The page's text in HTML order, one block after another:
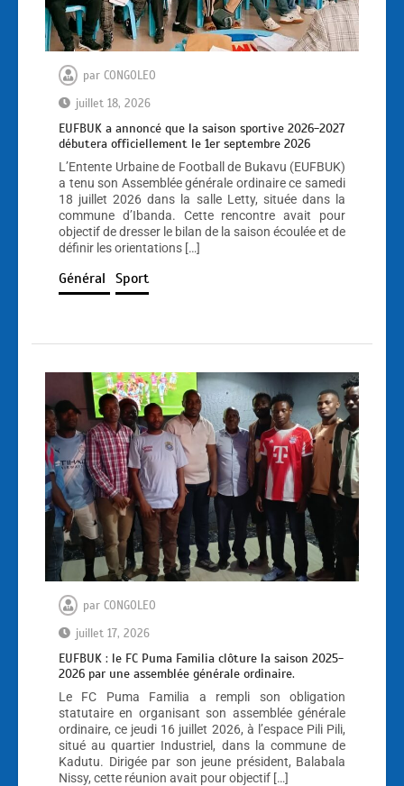
par CONGOLEO
juillet 18, 2026
EUFBUK a annoncé que la saison sportive 2026-2027
débutera officiellement le 1er septembre 2026
L’Entente Urbaine de Football de Bukavu (EUFBUK)
a tenu son Assemblée générale ordinaire ce samedi
18 juillet 2026 dans la salle Letty, située dans la
commune d’Ibanda. Cette rencontre avait pour
objectif de dresser le bilan de la saison écoulée et de
définir les orientations […]
Général Sport
par CONGOLEO
juillet 17, 2026
EUFBUK : le FC Puma Familia clôture la saison 2025-
2026 par une assemblée générale ordinaire.
Le FC Puma Familia a rempli son obligation
statutaire en organisant son assemblée générale
ordinaire, ce jeudi 16 juillet 2026, à l’espace Pili Pili,
situé au quartier Industriel, dans la commune de
Kadutu. Dirigée par son jeune président, Balabala
Nissy, cette réunion avait pour objectif […]